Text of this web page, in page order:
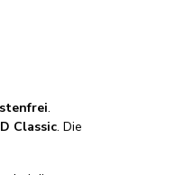
.
Classic. Die